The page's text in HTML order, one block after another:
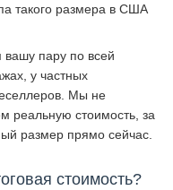
такого размера в США
пару по всей
у частных
Мы не
реальную стоимость, за
размер прямо сейчас.
стоимость?